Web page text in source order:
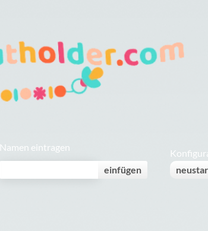
Namen eintragen
einfügen